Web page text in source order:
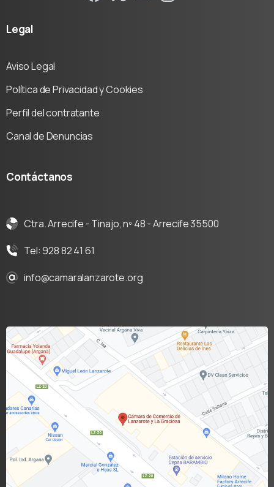
Legal
Aviso Legal
Política de Privacidad y Cookies
Perfil del contratante
Canal de Denuncias
Contáctanos
Ctra. Arrecife - Tinajo, nº 48 - Arrecife 35500
Tel: 928 82 41 61
info@camaralanzarote.org